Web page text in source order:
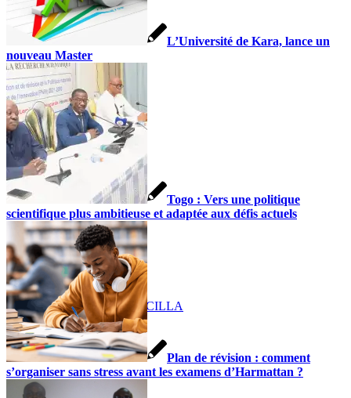
CFBT
CIFOP
CFP-ANCILLA
COA
L’Université de Kara, lance un
nouveau Master
Togo : Vers une politique
scientifique plus ambitieuse et adaptée aux défis actuels
Plan de révision : comment
s’organiser sans stress avant les examens d’Harmattan ?